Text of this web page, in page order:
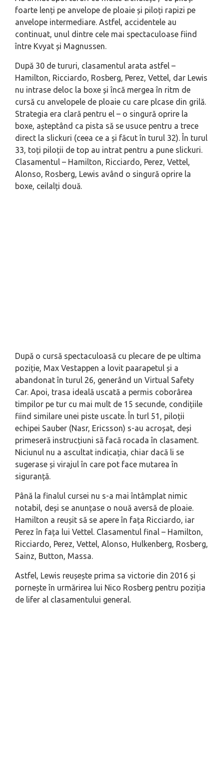
foarte lenți pe anvelope de ploaie și piloți rapizi pe
anvelope intermediare. Astfel, accidentele au
continuat, unul dintre cele mai spectaculoase fiind
între Kvyat și Magnussen.
După 30 de tururi, clasamentul arata astfel –
Hamilton, Ricciardo, Rosberg, Perez, Vettel, dar Lewis
nu intrase deloc la boxe și încă mergea în ritm de
cursă cu anvelopele de ploaie cu care plcase din grilă.
Strategia era clară pentru el – o singură oprire la
boxe, așteptând ca pista să se usuce pentru a trece
direct la slickuri (ceea ce a și făcut în turul 32). În turul
33, toți piloții de top au intrat pentru a pune slickuri.
Clasamentul – Hamilton, Ricciardo, Perez, Vettel,
Alonso, Rosberg, Lewis având o singură oprire la
boxe, ceilalți două.
După o cursă spectaculoasă cu plecare de pe ultima
poziție, Max Vestappen a lovit paarapetul și a
abandonat în turul 26, generând un Virtual Safety
Car. Apoi, trasa ideală uscată a permis coborârea
timpilor pe tur cu mai mult de 15 secunde, condițiile
fiind similare unei piste uscate. În turl 51, piloții
echipei Sauber (Nasr, Ericsson) s-au acroșat, deși
primeseră instrucțiuni să facă rocada în clasament.
Niciunul nu a ascultat indicația, chiar dacă li se
sugerase și virajul în care pot face mutarea în
siguranță.
Până la finalul cursei nu s-a mai întâmplat nimic
notabil, deși se anunțase o nouă aversă de ploaie.
Hamilton a reușit să se apere în fața Ricciardo, iar
Perez în fața lui Vettel. Clasamentul final – Hamilton,
Ricciardo, Perez, Vettel, Alonso, Hulkenberg, Rosberg,
Sainz, Button, Massa.
Astfel, Lewis reușește prima sa victorie din 2016 și
pornește în urmărirea lui Nico Rosberg pentru poziția
de lifer al clasamentului general.